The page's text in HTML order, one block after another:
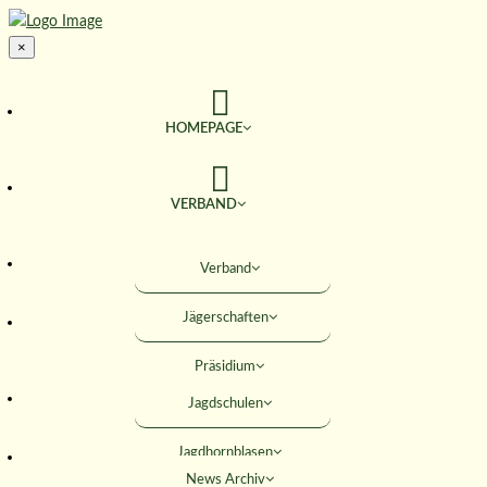
×
HOMEPAGE
VERBAND
Verband
Jägerschaften
Präsidium
TERMINE
JAGD & NATUR
Jagdschulen
Jagdhornblasen
SERVICE
News Archiv
AKTIVITÄTEN